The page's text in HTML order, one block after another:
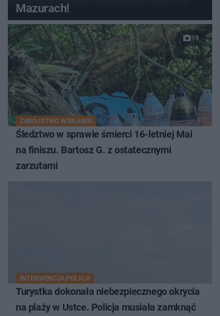
Mazurach!
19
ZABÓJSTWO W MŁAWIE
Śledztwo w sprawie śmierci 16-letniej Mai
na finiszu. Bartosz G. z ostatecznymi
zarzutami
INTERWENCJA POLICJI
Turystka dokonała niebezpiecznego okrycia
na plaży w Ustce. Policja musiała zamknąć